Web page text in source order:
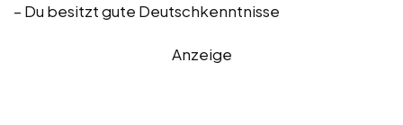
– Du besitzt gute Deutschkenntnisse
Anzeige